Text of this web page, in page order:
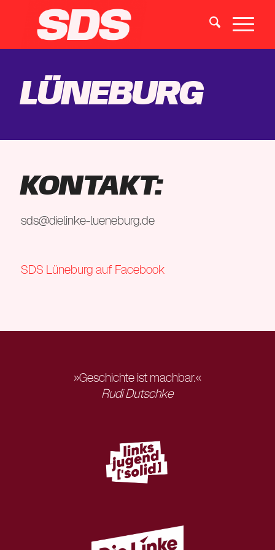
Lüneburg
KONTAKT:
sds@dielinke-lueneburg.de
SDS Lüneburg auf Facebook
»Geschichte ist machbar.«
Rudi Dutschke